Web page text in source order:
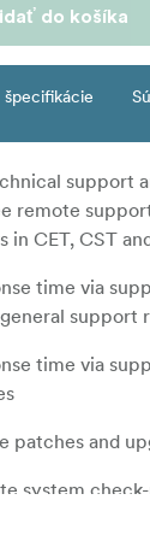
do košíka
support
remote
in CET, CST
time via
support
time via
patches and
system